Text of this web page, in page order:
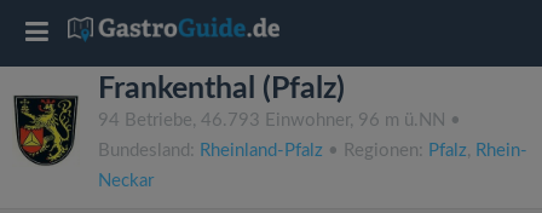
Frankenthal (Pfalz)
94 Betriebe, 46.793 Einwohner, 96 m ü.NN •
Bundesland: Rheinland-Pfalz • Regionen: Pfalz, Rhein-
Neckar
T
o
g